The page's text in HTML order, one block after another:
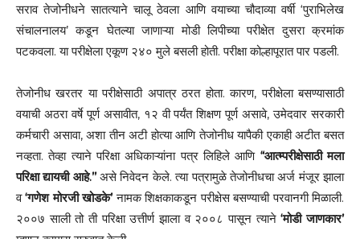
सराव तेजोनीधने सातत्याने चालू ठेवला आणि वयाच्या चौदाव्या वर्षी ‘पुराभिलेख
संचालनालय’ कडून घेतल्या जाणाऱ्या मोडी लिपीच्या परीक्षेत दुसरा क्रमांक
पटकवला. या परीक्षेला एकूण २४० मुले बसली होती. परीक्षा कोल्हापूरात पार पडली.
तेजोनीध खरतर या परीक्षेसाठी अपात्र ठरत होता. कारण, परीक्षेला बसण्यासाठी
वयाची अठरा वर्षे पूर्ण असावीत, १२ वी पर्यंत शिक्षण पूर्ण असावे, उमेदवार सरकारी
कर्मचारी असावा, अशा तीन अटी होत्या आणि तेजोनीध यापैकी एकाही अटीत बसत
नव्हता. तेव्हा त्याने परिक्षा अधिकाऱ्यांना पत्र लिहिले आणि “आत्म्परीक्षेसाठी मला
परिक्षा द्यायची आहे.’’असे निवेदन केले. त्या पत्रामुळे तेजोनीधचा अर्ज मंजूर झाला
व‘गणेश मोरजी खोडके’नामक शिक्षकाकडून परीक्षेस बसण्याची परवानगी मिळाली.
२००७ साली तो ती परिक्षा उत्तीर्ण झाला व २००८ पासून त्याने‘मोडी जाणकार’